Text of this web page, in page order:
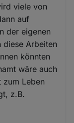
viele von
auf
der eigenen
diese Arbeiten
könnten
wäre auch
zum Leben
z.B.